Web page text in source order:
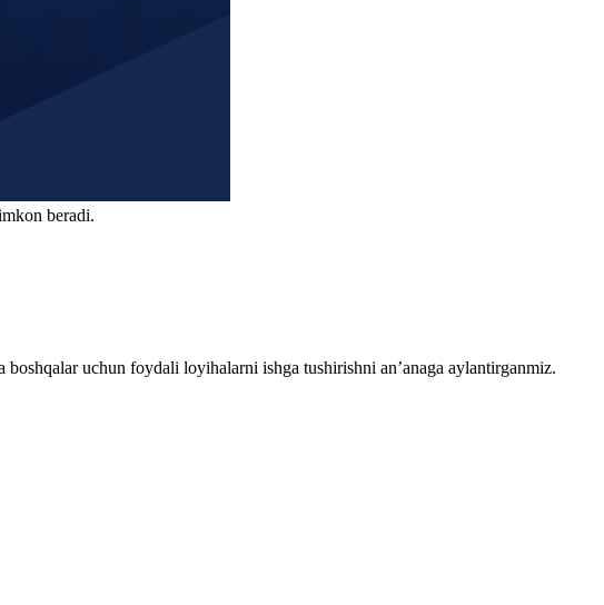
beradi.
uchun foydali loyihalarni ishga tushirishni an’anaga aylantirganmiz.